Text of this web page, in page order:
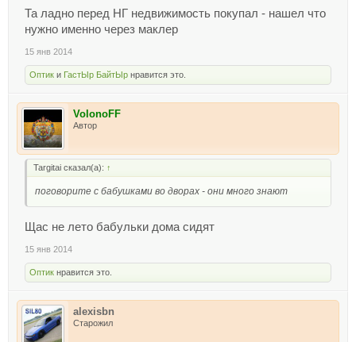
Та ладно перед НГ недвижимость покупал - нашел что
нужно именно через маклер
15 янв 2014
Оптик и ГастЫр БайтЫр нравится это.
VolonoFF
Автор
Targitai сказал(а): ↑
поговорите с бабушками во дворах - они много знают
Щас не лето бабульки дома сидят
15 янв 2014
Оптик нравится это.
alexisbn
Старожил